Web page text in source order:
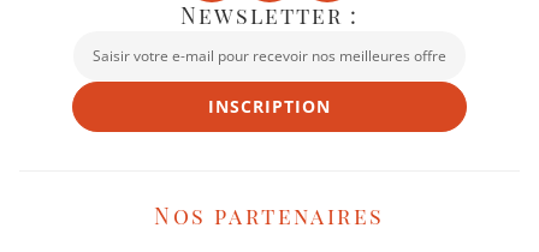
Newsletter :
INSCRIPTION
Nos partenaires